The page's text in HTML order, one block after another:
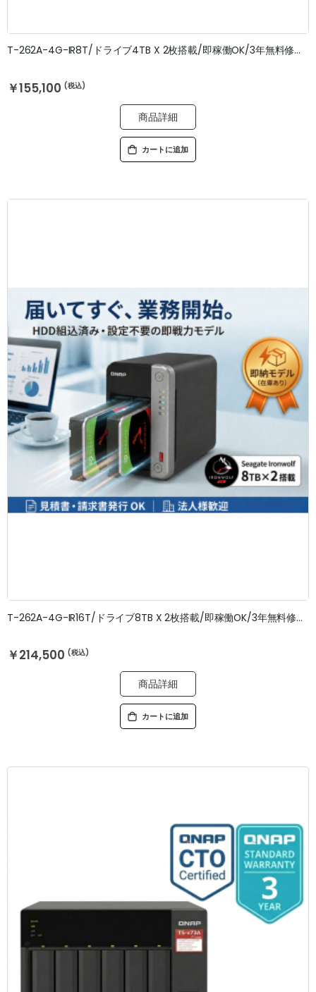
T-262A-4G-IR8T/ドライブ4TB X 2枚搭載/即稼働OK/3年無料修理保証
￥155,100
商品詳細
カートに追加
T-262A-4G-IR16T/ドライブ8TB X 2枚搭載/即稼働OK/3年無料修理保証
￥214,500
商品詳細
カートに追加